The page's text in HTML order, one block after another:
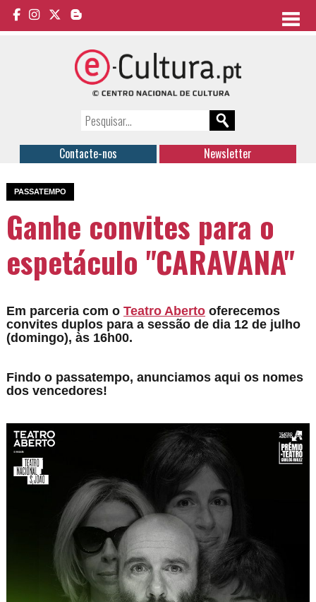
Contacte-nos Newsletter
PASSATEMPO
Ganhe convites para o
espetáculo "CARAVANA"
Em parceria com oTeatro Aberto oferecemos
convites duplos para a sessão de dia 12 de julho
(domingo), às 16h00.
Findo o passatempo, anunciamos aqui os nomes
dos vencedores!